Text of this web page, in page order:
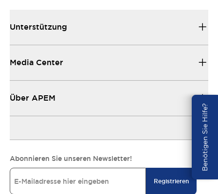
Benötigen Sie Hilfe?
Unterstützung
Media Center
Über APEM
Abonnieren Sie unseren Newsletter!
Registrieren